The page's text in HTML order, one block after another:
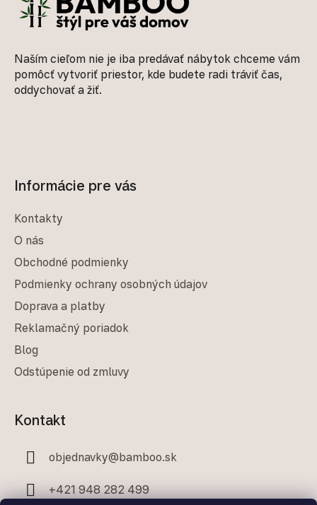
Naším cieľom nie je iba predávať nábytok chceme vám
pomôcť vytvoriť priestor, kde budete radi tráviť čas,
oddychovať a žiť.
Informácie pre vás
Kontakty
O nás
Obchodné podmienky
Podmienky ochrany osobných údajov
Doprava a platby
Reklamačný poriadok
Blog
Odstúpenie od zmluvy
Kontakt
objednavky@bamboo.sk
+421 948 282 499